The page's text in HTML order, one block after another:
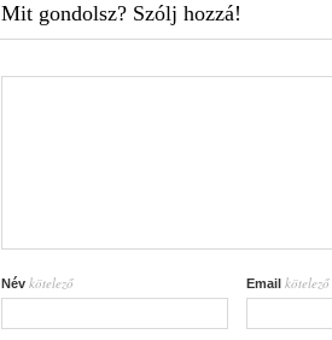
Mit gondolsz? Szólj hozzá!
Név kötelező Email kötelező